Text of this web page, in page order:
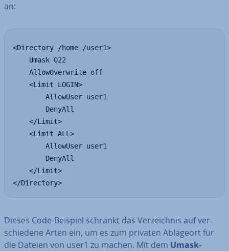
an:
<Directory /home /user1>
    Umask 022
    AllowOverwrite off
    <Limit LOGIN>
        AllowUser user1
        DenyAll
    </Limit>
    <Limit ALL>
        AllowUser user1
        DenyAll
    </Limit>
</Directory>
Dieses Code-Beispiel schränkt das Ver­zeich­nis auf ver­
schie­de­ne Arten ein, um es zum privaten Ablageort für
die Dateien von user1 zu machen. Mit dem Umask-